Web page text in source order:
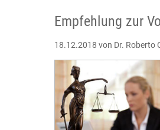
Empfehlung zur
18.12.2018 von Dr. Roberto